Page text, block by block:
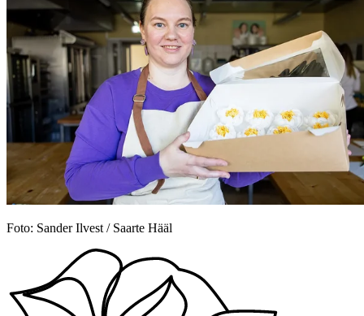
Foto: Sander Ilvest / Saarte Hääl